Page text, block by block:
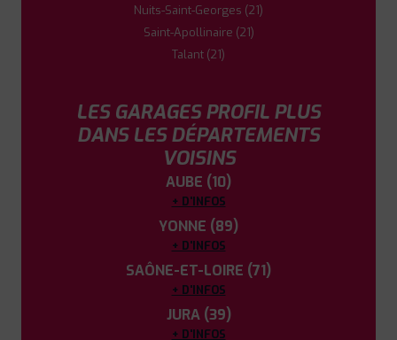
Nuits-Saint-Georges (21)
Saint-Apollinaire (21)
Talant (21)
LES GARAGES PROFIL PLUS
DANS LES DÉPARTEMENTS
VOISINS
AUBE (10)
+ D'INFOS
YONNE (89)
+ D'INFOS
SAÔNE-ET-LOIRE (71)
+ D'INFOS
JURA (39)
+ D'INFOS